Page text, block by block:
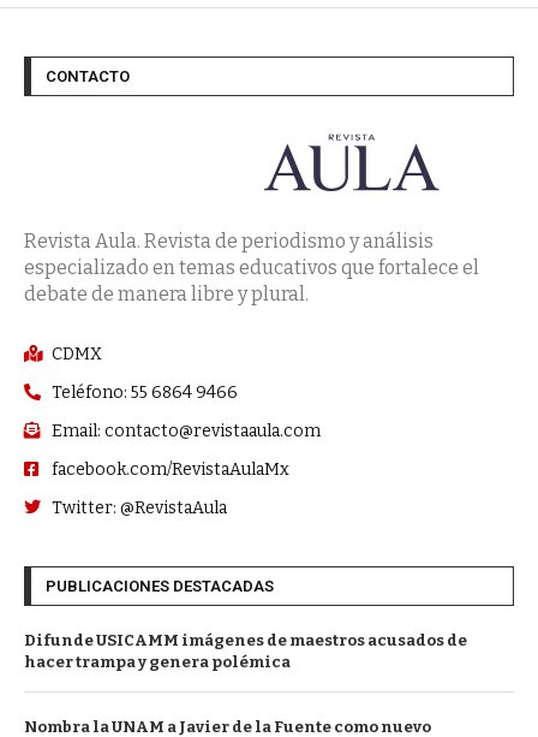
CONTACTO
Revista Aula. Revista de periodismo y análisis
especializado en temas educativos que fortalece el
debate de manera libre y plural.
CDMX
Teléfono: 55 6864 9466
Email: contacto@revistaaula.com
facebook.com/RevistaAulaMx
Twitter: @RevistaAula
PUBLICACIONES DESTACADAS
Difunde USICAMM imágenes de maestros acusados de
hacer trampa y genera polémica
Nombra la UNAM a Javier de la Fuente como nuevo